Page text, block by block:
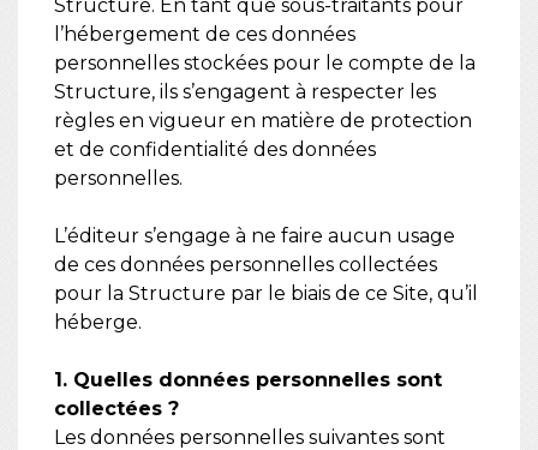
Structure. En tant que sous-traitants pour
l’hébergement de ces données
personnelles stockées pour le compte de la
Structure, ils s’engagent à respecter les
règles en vigueur en matière de protection
et de confidentialité des données
personnelles.
L’éditeur s’engage à ne faire aucun usage
de ces données personnelles collectées
pour la Structure par le biais de ce Site, qu’il
héberge.
1. Quelles données personnelles sont
collectées ?
Les données personnelles suivantes sont